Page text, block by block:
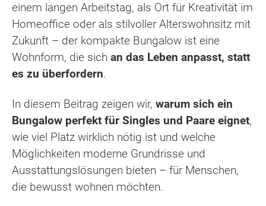
einem langen Arbeitstag, als Ort für Kreativität im
Homeoffice oder als stilvoller Alterswohnsitz mit
Zukunft – der kompakte Bungalow ist eine
Wohnform, die sich an das Leben anpasst, statt
es zu überfordern.
In diesem Beitrag zeigen wir, warum sich ein
Bungalow perfekt für Singles und Paare eignet,
wie viel Platz wirklich nötig ist und welche
Möglichkeiten moderne Grundrisse und
Ausstattungslösungen bieten – für Menschen,
die bewusst wohnen möchten.